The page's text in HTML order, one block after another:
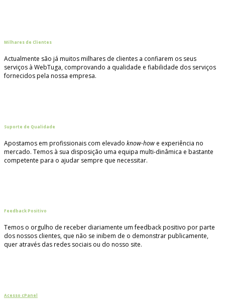
Milhares de Clientes
Actualmente são já muitos milhares de clientes a confiarem os seus
serviços à WebTuga, comprovando a qualidade e fiabilidade dos serviços
fornecidos pela nossa empresa.
Suporte de Qualidade
Apostamos em profissionais com elevado know-how e experiência no
mercado. Temos à sua disposição uma equipa multi-dinâmica e bastante
competente para o ajudar sempre que necessitar.
Feedback Positivo
Temos o orgulho de receber diariamente um feedback positivo por parte
dos nossos clientes, que não se inibem de o demonstrar publicamente,
quer através das redes sociais ou do nosso site.
Acesso cPanel